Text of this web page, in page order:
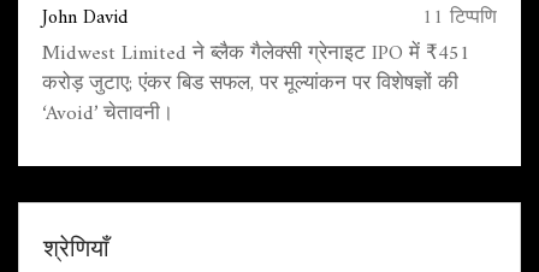
John David 11 टिप्पणि
Midwest Limited ने ब्लैक गैलेक्सी ग्रेनाइट IPO में ₹451
करोड़ जुटाए; एंकर बिड सफल, पर मूल्यांकन पर विशेषज्ञों की
‘Avoid’ चेतावनी।
श्रेणियाँ